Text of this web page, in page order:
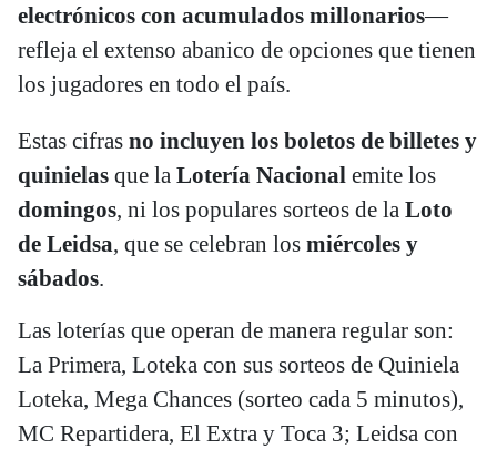
electrónicos con acumulados millonarios—
refleja el extenso abanico de opciones que tienen
los jugadores en todo el país.
Estas cifras no incluyen los boletos de billetes y
quinielas que la Lotería Nacional emite los
domingos, ni los populares sorteos de la Loto
de Leidsa, que se celebran los miércoles y
sábados.
Las loterías que operan de manera regular son:
La Primera, Loteka con sus sorteos de Quiniela
Loteka, Mega Chances (sorteo cada 5 minutos),
MC Repartidera, El Extra y Toca 3; Leidsa con